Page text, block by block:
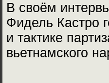
В своём
Фидель Кастро
и тактике
вьетнамского